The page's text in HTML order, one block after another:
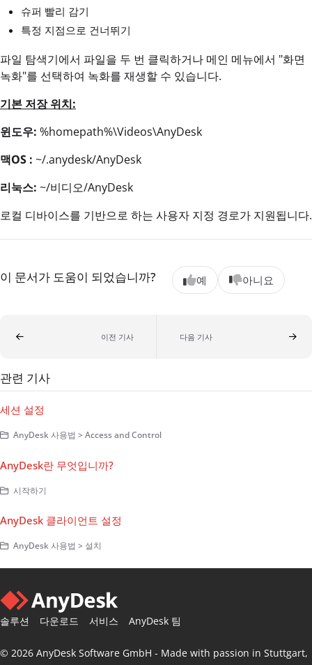
슈퍼 빨리 감기
특정 지점으로 건너뛰기
파일 탐색기에서 파일을 두 번 클릭하거나 메인 메뉴에서 "화면
녹화"를 선택하여 녹화를 재생할 수 있습니다.
기본 저장 위치:
윈도우: %homepath%\Videos\AnyDesk
맥OS : ~/.anydesk/AnyDesk
리눅스: ~/비디오/AnyDesk
로컬 디바이스를 기반으로 하는 사용자 지정 경로가 지원됩니다.
이 문서가 도움이 되었습니까? 예 아니요
이전 기사 다음 기사
관련 기사
세션 설정
AnyDesk 사용법 > Access and Control
AnyDesk란 무엇입니까?
시작하기
AnyDesk 클라이언트 설정
AnyDesk 사용법 > 설치
솔루션 다운로드 서비스 AnyDesk 팀
© 2026 AnyDesk Software GmbH - Made with passion in Stuttgart,